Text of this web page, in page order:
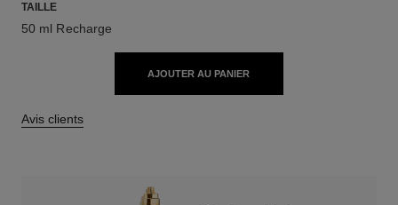
TAILLE
50 ml Recharge
AJOUTER AU PANIER
Avis clients